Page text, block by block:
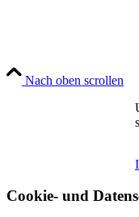
Nach oben scrollen
Cookie- und